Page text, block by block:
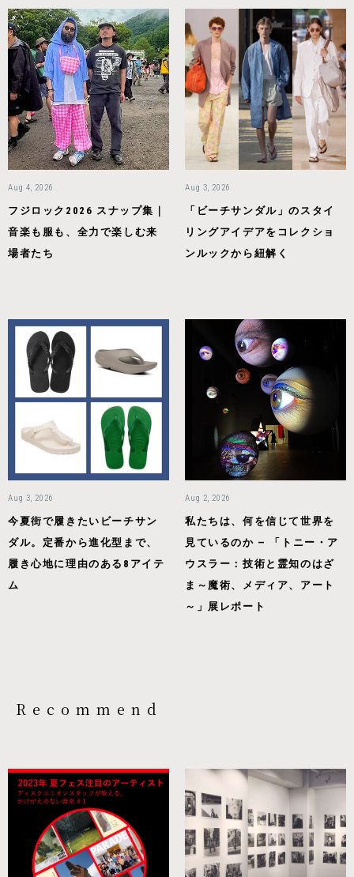
Aug 4, 2026
フジロック2026 スナップ集｜
音楽も服も、全力で楽しむ来
場者たち
Aug 3, 2026
「ビーチサンダル」のスタイ
リングアイデアをコレクショ
ンルックから紐解く
Aug 3, 2026
今夏街で履きたいビーチサン
ダル。定番から進化型まで、
履き心地に理由のある8アイテ
ム
Aug 2, 2026
私たちは、何を信じて世界を
見ているのか — 「トニー・ア
ウスラー：技術と霊知のはざ
ま～魔術、メディア、アート
～」展レポート
Recommend